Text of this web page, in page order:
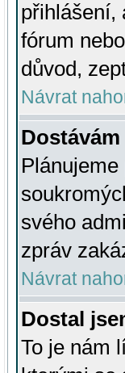
přihlášení,
fórum
důvod,
Návrat
svého
zpráv
Návrat
Dostal
To je nám